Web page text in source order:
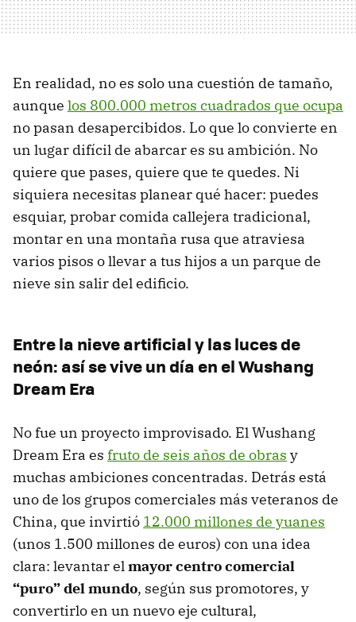
En realidad, no es solo una cuestión de tamaño,
aunque los 800.000 metros cuadrados que ocupa
no pasan desapercibidos. Lo que lo convierte en
un lugar difícil de abarcar es su ambición. No
quiere que pases, quiere que te quedes. Ni
siquiera necesitas planear qué hacer: puedes
esquiar, probar comida callejera tradicional,
montar en una montaña rusa que atraviesa
varios pisos o llevar a tus hijos a un parque de
nieve sin salir del edificio.
Entre la nieve artificial y las luces de
neón: así se vive un día en el Wushang
Dream Era
No fue un proyecto improvisado. El Wushang
Dream Era es fruto de seis años de obras y
muchas ambiciones concentradas. Detrás está
uno de los grupos comerciales más veteranos de
China, que invirtió 12.000 millones de yuanes
(unos 1.500 millones de euros) con una idea
clara: levantar elmayor centro comercial
“puro”del mundo, según sus promotores, y
convertirlo en un nuevo eje cultural,